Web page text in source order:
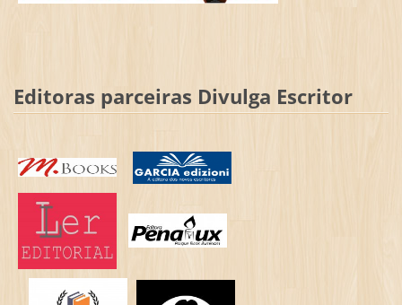
Editoras parceiras Divulga Escritor